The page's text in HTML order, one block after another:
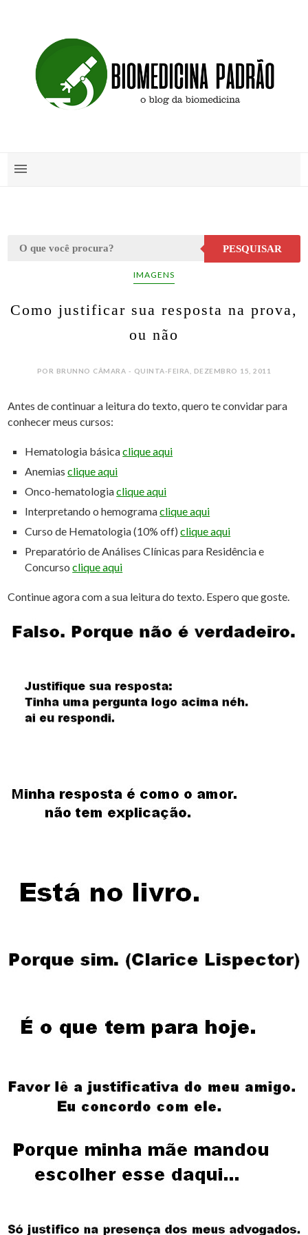
PESQUISAR
IMAGENS
Como justificar sua resposta na prova,
ou não
POR BRUNNO CÂMARA - QUINTA-FEIRA, DEZEMBRO 15, 2011
Antes de continuar a leitura do texto, quero te convidar para
conhecer meus cursos:
Hematologia básicaclique aqui
Anemiasclique aqui
Onco-hematologiaclique aqui
Interpretando o hemogramaclique aqui
Curso de Hematologia (10% off)clique aqui
Preparatório de Análises Clínicas para Residência e
Concursoclique aqui
Continue agora com a sua leitura do texto. Espero que goste.